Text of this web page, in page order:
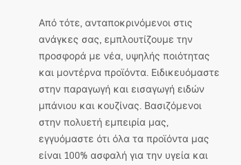
Από τότε, ανταποκρινόμενοι στις
ανάγκες σας, εμπλουτίζουμε την
προσφορά με νέα, υψηλής ποιότητας
και μοντέρνα προϊόντα. Ειδικευόμαστε
στην παραγωγή και εισαγωγή ειδών
μπάνιου και κουζίνας. Βασιζόμενοι
στην πολυετή εμπειρία μας,
εγγυόμαστε ότι όλα τα προϊόντα μας
είναι 100% ασφαλή για την υγεία και